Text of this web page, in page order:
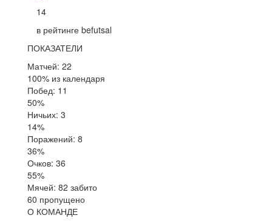
14
в рейтинге befutsal
ПОКАЗАТЕЛИ
Матчей: 22
100% из календаря
Побед: 11
50%
Ничьих: 3
14%
Поражений: 8
36%
Очков: 36
55%
Мячей: 82 забито
60 пропущено
О КОМАНДЕ